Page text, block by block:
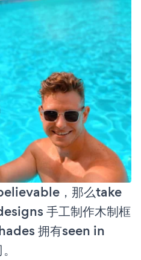
，那么take
手工制作木制框
拥有seen in